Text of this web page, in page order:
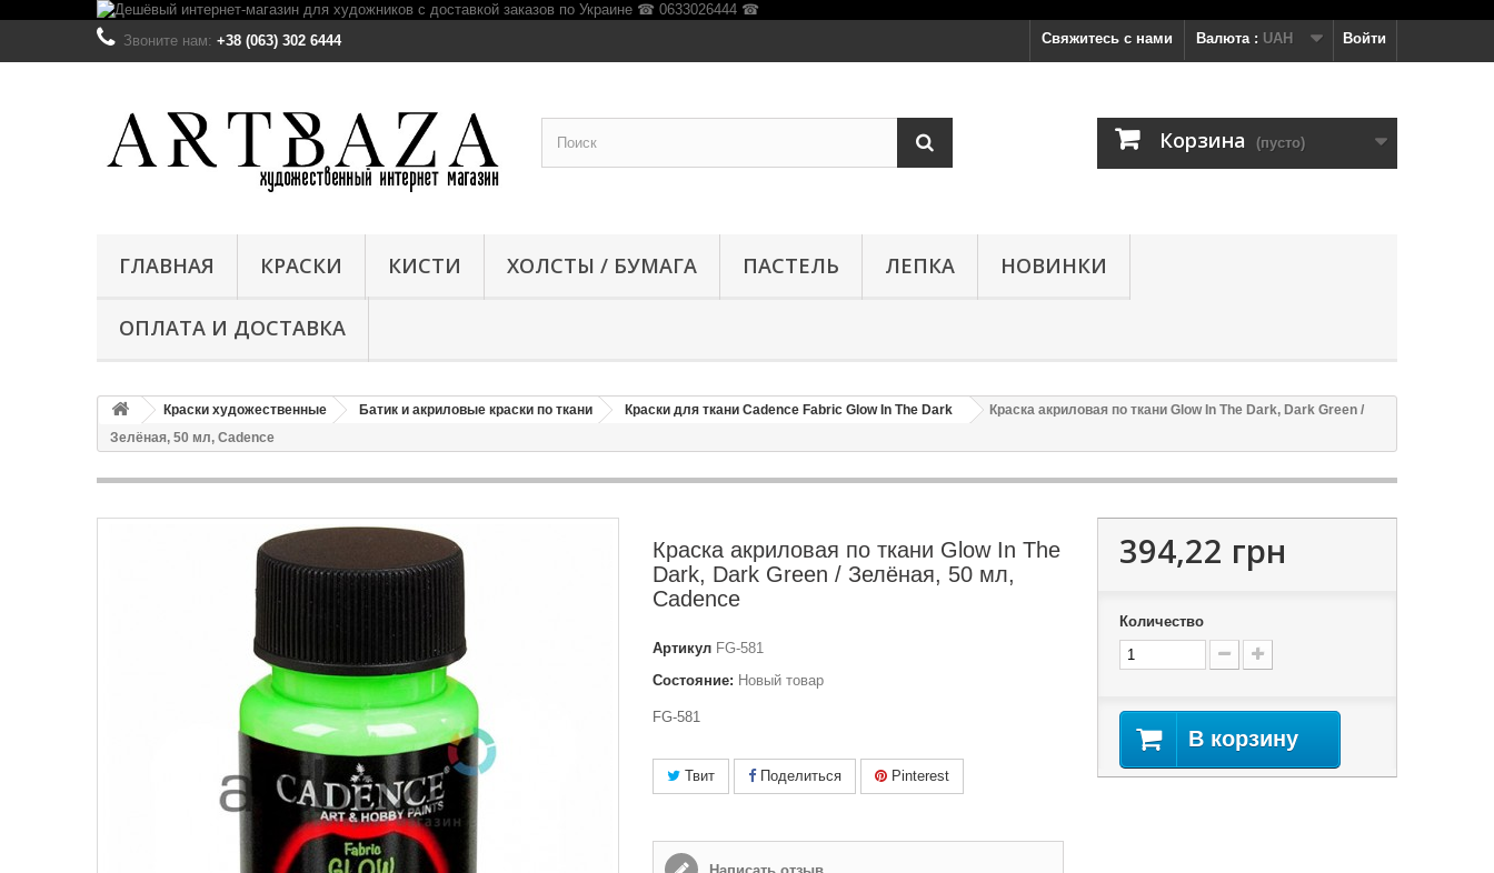
Войти
Валюта : UAH
Свяжитесь с нами
Звоните нам: +38 (063) 302 6444
Корзина (пусто)
ГЛАВНАЯ КРАСКИ КИСТИ ХОЛСТЫ / БУМАГА ПАСТЕЛЬ ЛЕПКА НОВИНКИ
ОПЛАТА И ДОСТАВКА
Краски художественные Батик и акриловые краски по ткани Краски для ткани Cadence Fabric Glow In The Dark
Краска акриловая по ткани Glow In The Dark, Dark Green /
Зелёная, 50 мл, Cadence
Краска акриловая по ткани Glow In The
Dark, Dark Green / Зелёная, 50 мл,
Cadence
Артикул FG-581
Состояние: Новый товар
FG-581
Твит Поделиться Pinterest
394,22 грн
Количество
В корзину